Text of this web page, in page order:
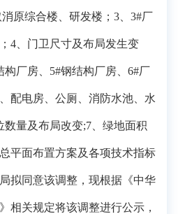
原综合楼、研发楼；3、3#厂
4、门卫尺寸及布局发生变
构厂房、5#钢结构厂房、6#厂
配电房、公厕、消防水池、水
量及布局改变;7、绿地面积
平面布置方案及各项技术指标
拟同意该调整，现根据《中华
相关规定将该调整进行公示，